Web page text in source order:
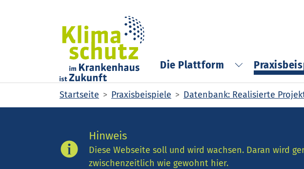
Die Plattform Submenu
You are here:
Startseite Praxisbeispiele Datenbank: Realisierte
Hinweis
Diese Webseite soll und wird wachsen. Daran wird
zwischenzeitlich wie gewohnt hier.